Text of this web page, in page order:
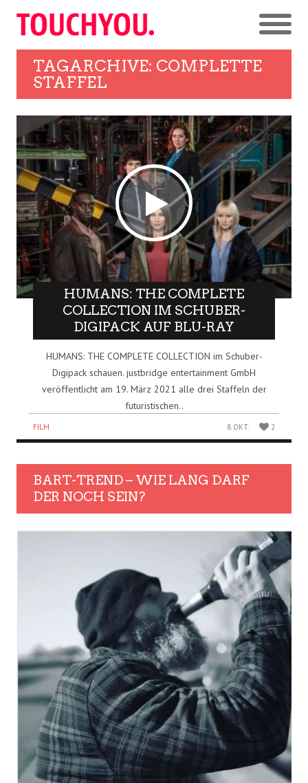
TAGARCHIVE: COMPLETTE
STAFFEL
HUMANS: THE COMPLETE
COLLECTION IM SCHUBER-
DIGIPACK AUF BLU-RAY
HUMANS: THE COMPLETE COLLECTION im Schuber-
Digipack schauen. justbridge entertainment GmbH
veröffentlicht am 19. März 2021 alle drei Staffeln der
futuristischen..
FILM 8 OKT. 2
BART-TREND – WIE LANG DARF
DER NOCH SEIN?